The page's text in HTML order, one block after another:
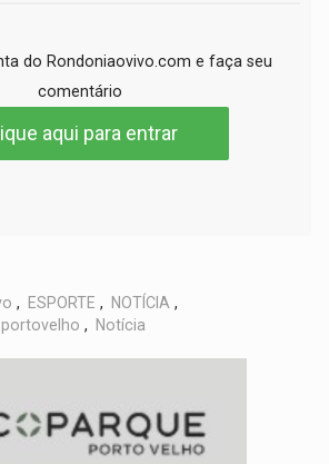
do Rondoniaovivo.com e faça seu
comentário
aqui para entrar
, ESPORTE , NOTÍCIA ,
portovelho , Notícia